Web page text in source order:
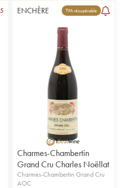
5 ENCHÈRE TVA récupérable
Charmes-Chambertin
Grand Cru Charles Noëllat
Charmes-Chambertin Grand Cru
AOC